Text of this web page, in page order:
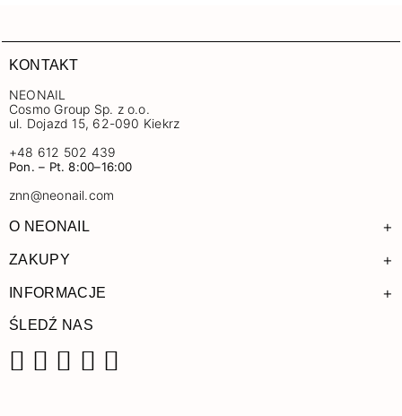
KONTAKT
NEONAIL
Cosmo Group Sp. z o.o.
ul. Dojazd 15, 62-090 Kiekrz
+48 612 502 439
Pon. – Pt. 8:00–16:00
znn@neonail.com
O NEONAIL +
ZAKUPY +
INFORMACJE +
ŚLEDŹ NAS